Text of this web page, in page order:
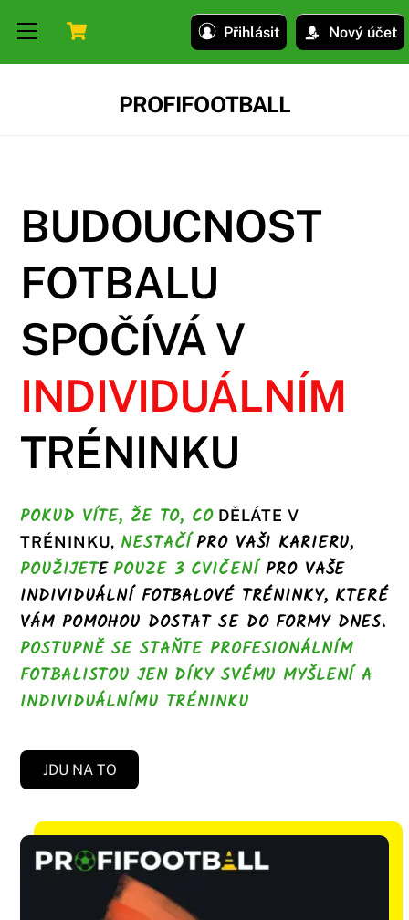
Přihlásit Nový účet
Menu
PROFIFOOTBALL
BUDOUCNOST
FOTBALU
SPOČÍVÁ V
INDIVIDUÁLNÍM
TRÉNINKU
POKUD VÍTE, ŽE TO, CODĚLÁTE V
TRÉNINKU, NESTAČÍPRO VAŠI KARIERU,
POUŽIJETEPOUZE 3 CVIČENÍPRO VAŠE
INDIVIDUÁLNÍ FOTBALOVÉ TRÉNINKY, KTERÉ
VÁM POMOHOU DOSTAT SE DO FORMY DNES.
POSTUPNĚ SE STAŇTE PROFESIONÁLNÍM
FOTBALISTOU JEN DÍKY SVÉMU MYŠLENÍA
INDIVIDUÁLNÍMU TRÉNINKU
JDU NA TO